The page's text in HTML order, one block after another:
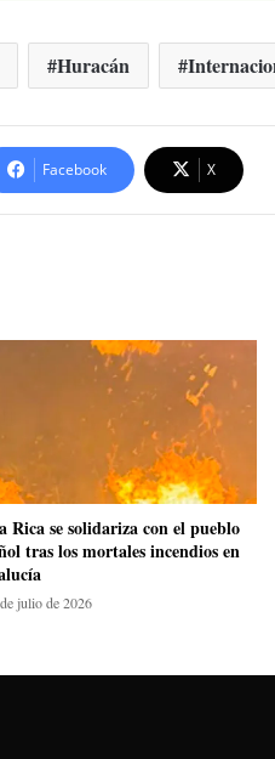
Huracán
Facebook X
Rica se solidariza con el pueblo
tras los mortales incendios en
julio de 2026